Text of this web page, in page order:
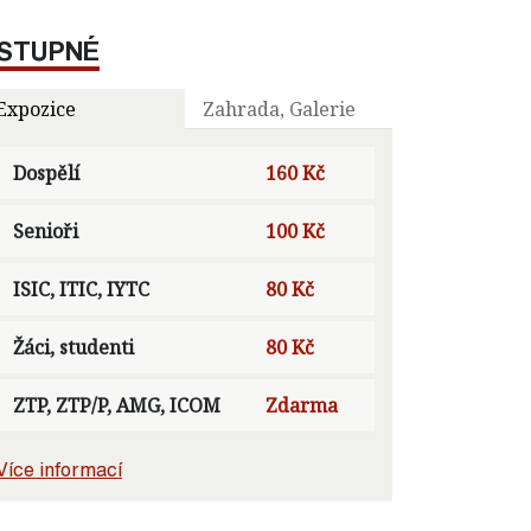
Zahrada, Galerie
Dospělí 160 Kč
Senioři 100 Kč
ISIC, ITIC, IYTC 80 Kč
Žáci, studenti 80 Kč
ZTP, ZTP/P, AMG, ICOM Zdarma
informací